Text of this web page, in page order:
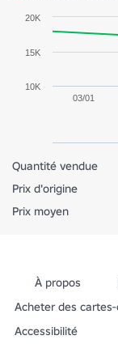
03/01
10K
15K
20K
Quantité vendue
Prix d'origine
Prix moyen
À propos
Acheter des
Accessibilité